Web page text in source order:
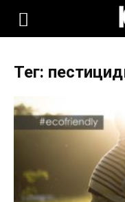
KLOOP.KG
Кыргызстана
Тег: